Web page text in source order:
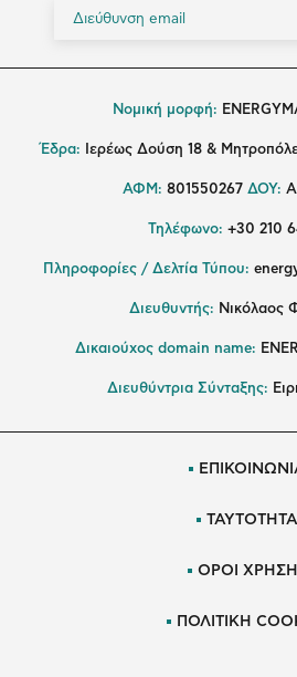
Νομική μορφή:
Έδρα: Ιερέως Δούση 18 &
ΑΦΜ: 801550267 ΔΟΥ:
Τηλέφωνο: +30 210
Πληροφορίες / Δελτία Τύπου:
Διευθυντής: Νικόλαος
Δικαιούχος domain name:
Διευθύντρια Σύνταξης:
ΤΑΥΤΟΤΗΤΑ
ΟΡΟΙ
ΠΟΛΙΤΙΚΗ